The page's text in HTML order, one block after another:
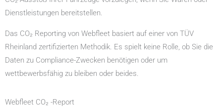
Dienstleistungen bereitstellen.
Das CO₂ Reporting von Webfleet basiert auf einer von TÜV
Rheinland zertifizierten Methodik. Es spielt keine Rolle, ob Sie die
Daten zu Compliance-Zwecken benötigen oder um
wettbewerbsfähig zu bleiben oder beides.
Webfleet CO₂ -Report